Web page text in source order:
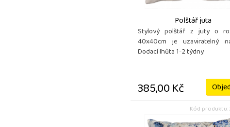
Polštář juta
Stylový polštář z juty o
40x40cm je uzaviratelný
Dodací lhůta 1-2 týdny
385,00 Kč
Kód produktu: